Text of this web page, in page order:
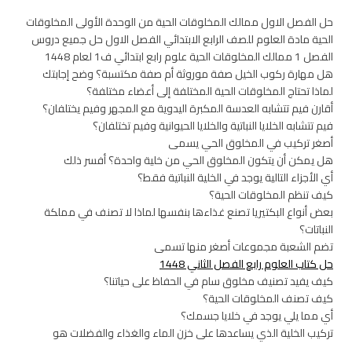
حل الفصل الاول ممالك المخلوقات الحية من الوحدة الأولى المخلوقات
الحية مادة العلوم للصف الرابع الابتدائي الفصل الاول حل جميع دروس
الفصل 1 ممالك المخلوقات الحية علوم رابع ابتدائي ف1 لعام 1448
هل مهارة ركوب الخيل صفة موروثة أم صفة مكتسبة؟ وضح إجابتك
لماذا تحتاج المخلوقات الحية المختلفة إلى أعضاء مختلفة؟
أقارن فيم تتشابه العدسة المكبرة اليدوية مع المجهر وفيم يختلفان؟
فيم تتشابه الخلايا النباتية والخلايا الحيوانية وفيم تختلفان؟
أصغر تركيب في المخلوق الحي يسمى
هل يمكن أن يتكون المخلوق الحي من خلية واحدة؟ أفسر ذلك
أي الأجزاء التالية يوجد في الخلية النباتية فقط؟
كيف تنظم المخلوقات الحية؟
بعض أنواع البكتيريا تصنع غذاءها بنفسها لماذا لا تصنف في مملكة
النباتات؟
تضم الشعبة مجموعات أصغر منها تسمى
حل كتاب العلوم رابع الفصل الثاني 1448
كيف يفيد تصنيف مخلوق سام في الحفاظ على حياتنا؟
كيف تصنف المخلوقات الحية؟
أي مما يلي يوجد في خلايا جسمك؟
تركيب الخلية الذي يساعدها على خزن الماء والغذاء والفضلات هو